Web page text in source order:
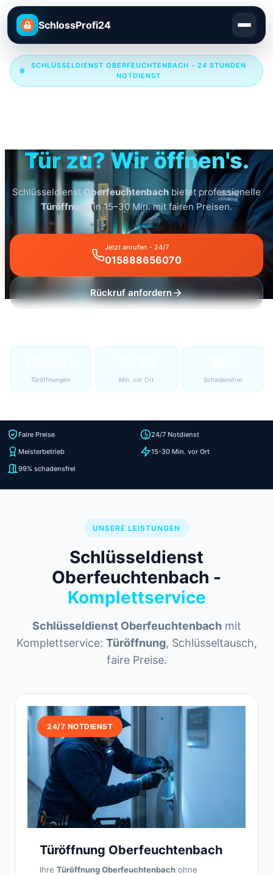
SchlossProfi24
SCHLÜSSELDIENST OBERFEUCHTENBACH - 24 STUNDEN
NOTDIENST
Tür zu? Wir öffnen's.
SchlüsseldienstOberfeuchtenbach bietet professionelle
Türöffnung in 15–30 Min. mit fairen Preisen.
Jetzt anrufen - 24/7
015888656070
Rückruf anfordern
Türöffnungen Min. vor Ort Schadensfrei
Faire Preise
24/7 Notdienst
Meisterbetrieb
15-30 Min. vor Ort
99% schadensfrei
UNSERE LEISTUNGEN
Schlüsseldienst
Oberfeuchtenbach -
Komplettservice
Schlüsseldienst Oberfeuchtenbachmit
Komplettservice: Türöffnung, Schlüsseltausch,
faire Preise.
24/7 NOTDIENST
Türöffnung Oberfeuchtenbach
Ihre Türöffnung Oberfeuchtenbach ohne